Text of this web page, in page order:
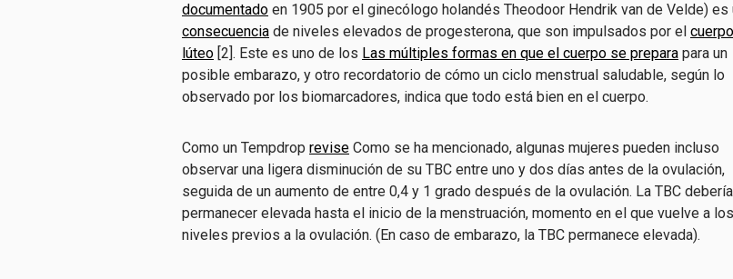
documentado en 1905 por el ginecólogo holandés Theodoor Hendrik van de Velde) es
consecuencia de niveles elevados de progesterona, que son impulsados por el cuerpo
lúteo [2]. Este es uno de los Las múltiples formas en que el cuerpo se prepara para un
posible embarazo, y otro recordatorio de cómo un ciclo menstrual saludable, según lo
observado por los biomarcadores, indica que todo está bien en el cuerpo.
Como un Tempdrop revise Como se ha mencionado, algunas mujeres pueden incluso
observar una ligera disminución de su TBC entre uno y dos días antes de la ovulación,
seguida de un aumento de entre 0,4 y 1 grado después de la ovulación. La TBC debería
permanecer elevada hasta el inicio de la menstruación, momento en el que vuelve a los
niveles previos a la ovulación. (En caso de embarazo, la TBC permanece elevada).